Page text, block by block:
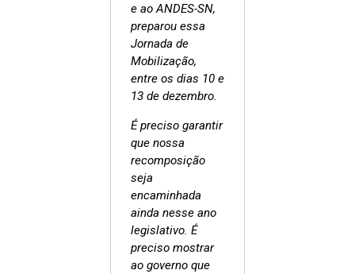
e ao ANDES-SN,
preparou essa
Jornada de
Mobilização,
entre os dias 10 e
13 de dezembro.
É preciso garantir
que nossa
recomposição
seja
encaminhada
ainda nesse ano
legislativo. É
preciso mostrar
ao governo que